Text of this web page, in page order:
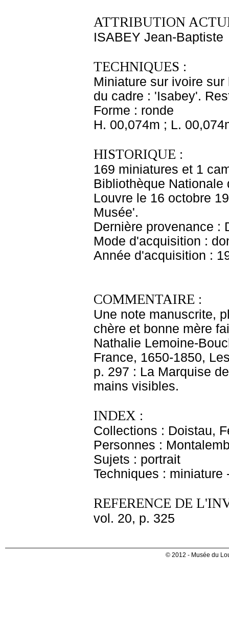
ATTRIBUTION
ISABEY Jean-Baptiste
TECHNIQUES :
Miniature sur ivoire
du cadre : 'Isabey'.
Forme : ronde
H. 00,074m ; L.
HISTORIQUE :
169 miniatures et 1
Bibliothèque Nationale
Louvre le 16 octobre
Musée'.
Dernière provenance :
Mode d'acquisition :
Année d'acquisition :
COMMENTAIRE :
Une note manuscrite,
chère et bonne mère
Nathalie Lemoine-
France, 1650-1850,
p. 297 : La Marquise
mains visibles.
INDEX :
Collections : Doistau,
Personnes :
Sujets : portrait
Techniques :
REFERENCE DE
vol. 20, p. 325
© 2012 - Musée du